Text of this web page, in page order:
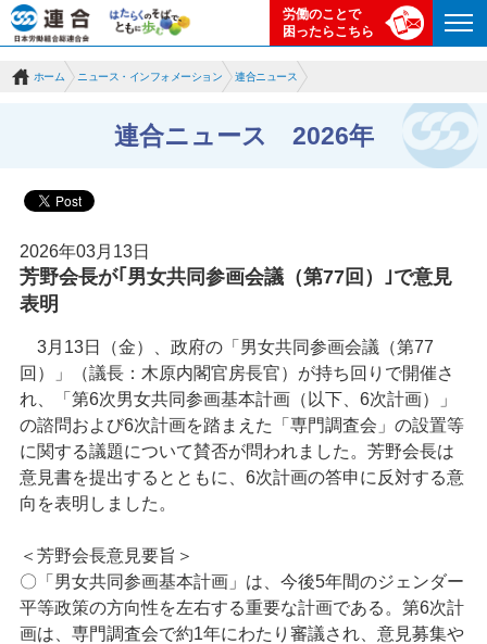
労働のことで
困ったらこちら
ホーム ニュース・インフォメーション 連合ニュース
連合ニュース 2026年
2026年03月13日
芳野会長が｢男女共同参画会議（第77回）｣で意見
表明
3月13日（金）、政府の「男女共同参画会議（第77
回）」（議長：木原内閣官房長官）が持ち回りで開催さ
れ、「第6次男女共同参画基本計画（以下、6次計画）」
の諮問および6次計画を踏まえた「専門調査会」の設置等
に関する議題について賛否が問われました。芳野会長は
意見書を提出するとともに、6次計画の答申に反対する意
向を表明しました。
＜芳野会長意見要旨＞
〇「男女共同参画基本計画」は、今後5年間のジェンダー
平等政策の方向性を左右する重要な計画である。第6次計
画は、専門調査会で約1年にわたり審議され、意見募集や